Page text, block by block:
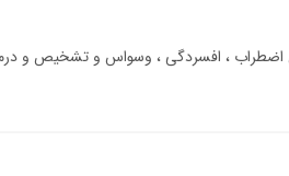
اضطراب ، افسردگی ، وسواس و تشخیص و